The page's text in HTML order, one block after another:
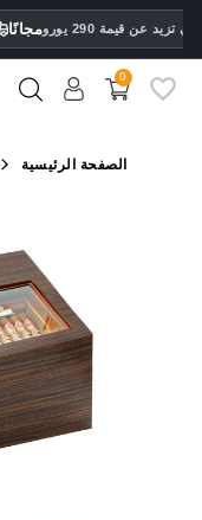
مجانًا عن قيمة 290 يورو
0
الصفحة الرئيسية